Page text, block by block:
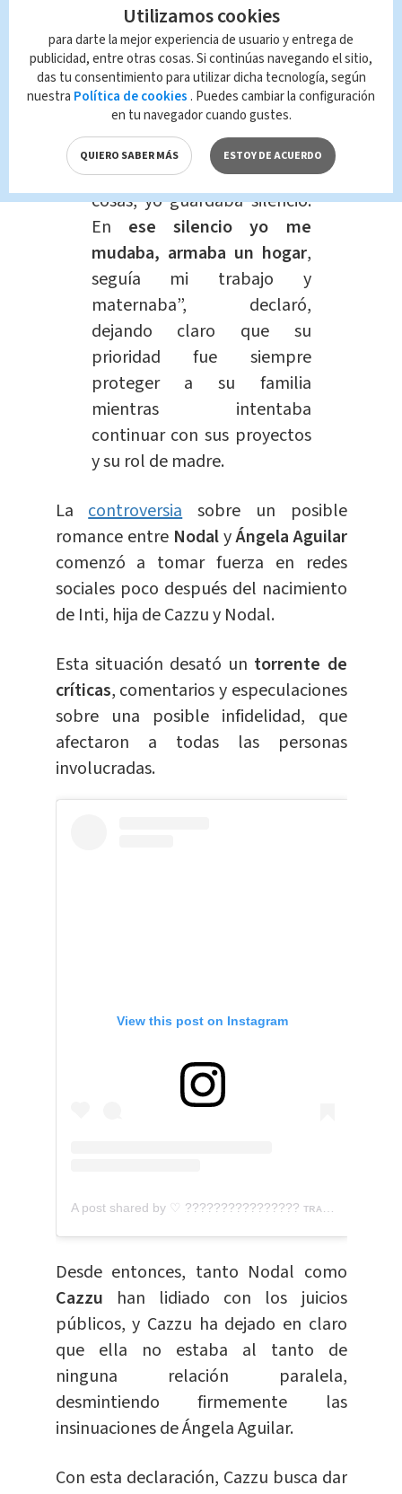
personal y profesional continuaron
transformándose.
“Mi familia cambió de la
noche a la mañana
inesperadamente, mientras
pasaban un montón de
cosas, yo guardaba silencio.
En ese silencio yo me
mudaba, armaba un hogar,
seguía mi trabajo y
maternaba”, declaró,
dejando claro que su
prioridad fue siempre
proteger a su familia
mientras intentaba
continuar con sus proyectos
y su rol de madre.
Lacontroversiasobre un posible
romance entre NodalyÁngela Aguilar
comenzó a tomar fuerza en redes
sociales poco después del nacimiento
de Inti, hija de Cazzu y Nodal.
Esta situación desató un torrente de
críticas, comentarios y especulaciones
sobre una posible infidelidad, que
afectaron a todas las personas
involucradas.
View this post on Instagram
A post shared by ♡ ???????????????? ᴛʀᴀᴍᴘᴀ (@cazzu)
Desde entonces, tanto Nodal como
Cazzu han lidiado con los juicios
públicos, y Cazzu ha dejado en claro
que ella no estaba al tanto de
ninguna relación paralela,
desmintiendo firmemente las
insinuaciones de Ángela Aguilar.
Con esta declaración, Cazzu busca dar
Utilizamos cookies
para darte la mejor experiencia de usuario y entrega de
publicidad, entre otras cosas. Si continúas navegando el sitio,
das tu consentimiento para utilizar dicha tecnología, según
nuestra Política de cookies . Puedes cambiar la configuración
en tu navegador cuando gustes.
QUIERO SABER MÁS ESTOY DE ACUERDO